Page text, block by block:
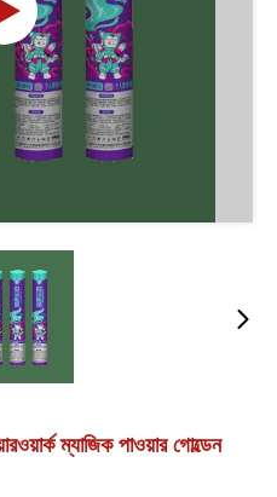
ম্যাজিক পাওয়ার গোল্ডেন